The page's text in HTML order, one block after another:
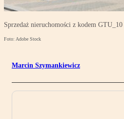
Sprzedaż nieruchomości z kodem
Foto: Adobe Stock
Marcin Szymankiewicz